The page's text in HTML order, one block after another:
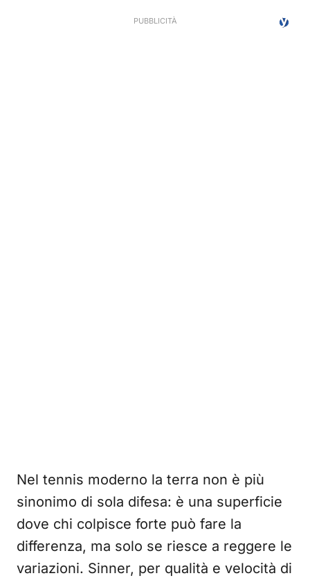
Nel tennis moderno la terra non è più
sinonimo di sola difesa: è una superficie
dove chi colpisce forte può fare la
differenza, ma solo se riesce a reggere le
variazioni. Sinner, per qualità e velocità di